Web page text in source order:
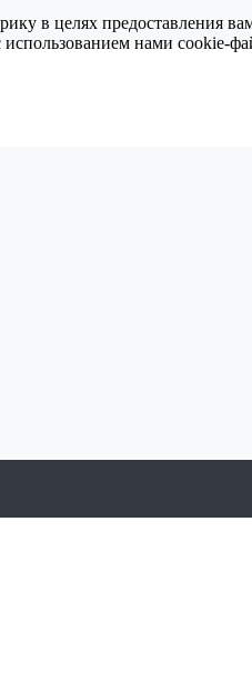
в целях предоставления
использованием нами